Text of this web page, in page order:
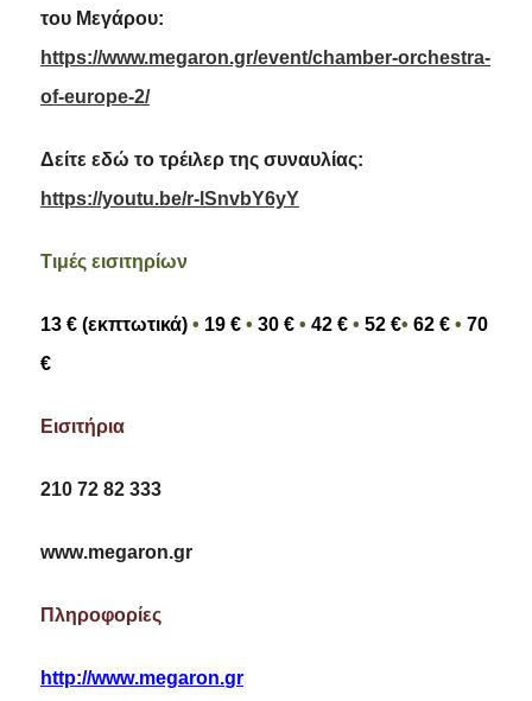
του Μεγάρου:
https://www.megaron.gr/event/chamber-orchestra-
of-europe-2/
Δείτε εδώ το τρέιλερ της συναυλίας:
https://youtu.be/r-lSnvbY6yY
Τιμές εισιτηρίων
13 € (εκπτωτικά) • 19 € • 30 € • 42 € • 52 €• 62 € • 70
€
Εισιτήρια
210 72 82 333
www.megaron.gr
Πληροφορίες
http://www.megaron.gr